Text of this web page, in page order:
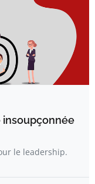
insoupçonnée
le leadership.